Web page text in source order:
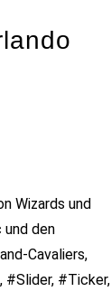
Wizards und
und den
Cavaliers,
#Slider, #Ticker,